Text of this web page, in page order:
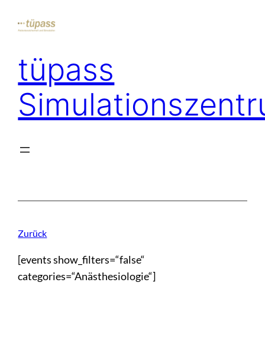
Inhalt
tüpass
Zurück
[events show_filters=“false“
categories=“Anästhesiologie“]